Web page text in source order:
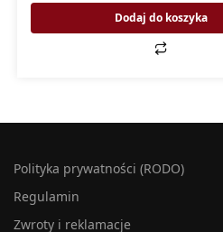
Dodaj do koszyka
Polityka prywatności (RODO)
Regulamin
Zwroty i reklamacje